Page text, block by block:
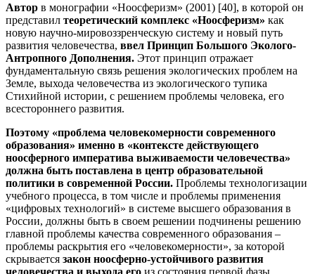
Автор в монографии «Ноосферизм» (2001) [40], в которой он
представил теоретический комплекс «Ноосферизм» как
новую научно-мировоззренческую систему и новый путь
развития человечества, ввел Принцип Большого Эколого-
Антропного Дополнения. Этот принцип отражает
фундаментальную связь решения экологических проблем на
Земле, выхода человечества из экологического тупика
Стихийной истории, с решением проблемы человека, его
всестороннего развития.
Поэтому «проблема человекомерности современного
образования» именно в «контексте действующего
ноосферного императива выживаемости человечества»
должна быть поставлена в центр образовательной
политики в современной России. Проблемы технологизации
учебного процесса, в том числе и проблемы применения
«цифровых технологий» в системе высшего образования в
России, должны быть в своем решении подчинены решению
главной проблемы качества современного образования –
проблемы раскрытия его «человекомерности», за которой
скрывается закон ноосферно-устойчивого развития
человечества и выхода его из состояния первой фазы